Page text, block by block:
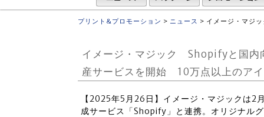
プリント&プロモーション > ニュース > イメージ・マジ
イメージ・マジック Shopifyと国内
産サービスを開始 10万点以上のア
【2025年5月26日】イメージ・マジックは
成サービス「Shopify」と連携。オリジナル